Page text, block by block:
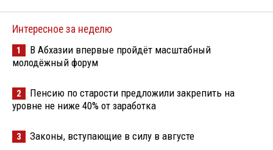
Интересное за неделю
1
В Абхазии впервые пройдёт масштабный
молодёжный форум
2
Пенсию по старости предложили закрепить на
уровне не ниже 40% от заработка
3 Законы, вступающие в силу в августе